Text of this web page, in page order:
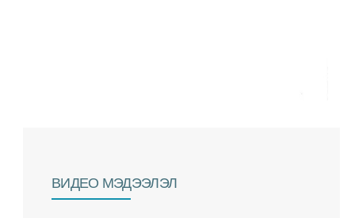
BИДЕО МЭДЭЭЛЭЛ